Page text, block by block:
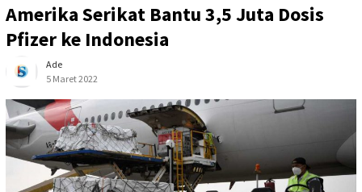
Amerika Serikat Bantu 3,5 Juta Dosis
Pfizer ke Indonesia
Ade
5 Maret 2022